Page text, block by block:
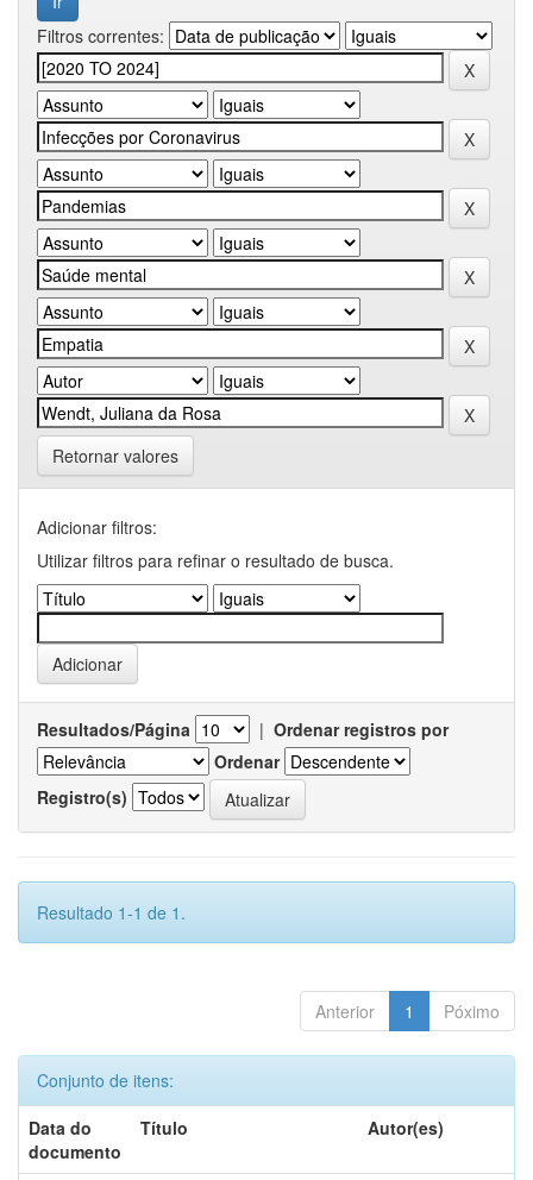
Filtros correntes:
Retornar valores
Adicionar filtros:
Utilizar filtros para refinar o resultado de busca.
Resultados/Página | Ordenar registros por
Ordenar
Registro(s)
Resultado 1-1 de 1.
Anterior 1 Póximo
Conjunto de itens:
Data do
documento
Título Autor(es)